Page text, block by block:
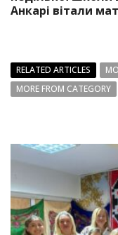
Анкарі вітали
RELATED ARTICLES
MORE FROM CATEGORY